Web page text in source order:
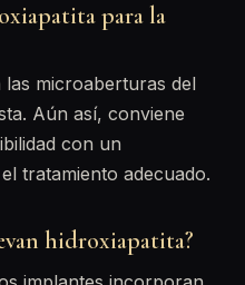
para la
las microaberturas del
Aún así, conviene
con un
tratamiento adecuado.
hidroxiapatita?